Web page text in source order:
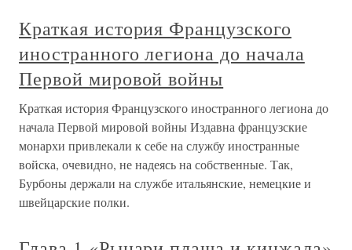
Краткая история Французского
иностранного легиона до начала
Первой мировой войны
Краткая история Французского иностранного легиона до
начала Первой мировой войны Издавна французские
монархи привлекали к себе на службу иностранные
войска, очевидно, не надеясь на собственные. Так,
Бурбоны держали на службе итальянские, немецкие и
швейцарские полки.